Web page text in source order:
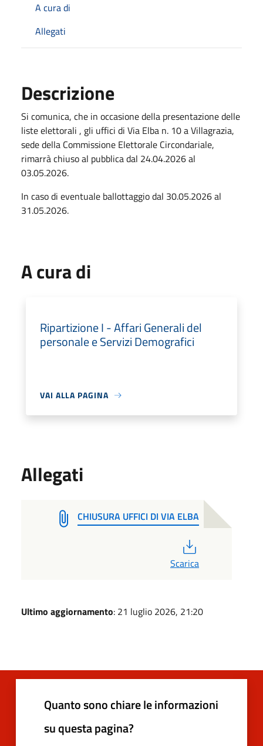
A cura di
Allegati
Descrizione
Si comunica, che in occasione della presentazione delle
liste elettorali , gli uffici di Via Elba n. 10 a Villagrazia,
sede della Commissione Elettorale Circondariale,
rimarrà chiuso al pubblica dal 24.04.2026 al
03.05.2026.
In caso di eventuale ballottaggio dal 30.05.2026 al
31.05.2026.
A cura di
Ripartizione I - Affari Generali del
personale e Servizi Demografici
VAI ALLA PAGINA
Allegati
CHIUSURA UFFICI DI VIA ELBA
Scarica
Ultimo aggiornamento: 21 luglio 2026, 21:20
Quanto sono chiare le informazioni
su questa pagina?